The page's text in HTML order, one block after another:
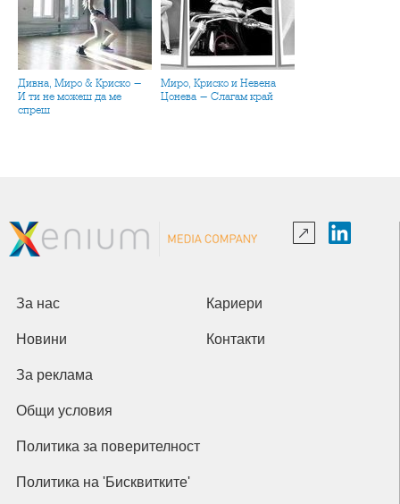
Дивна, Миро & Криско -
И ти не можеш да ме
спреш
Миро, Криско и Невена
Цонева - Слагам край
За нас Кариери
Новини Контакти
За реклама
Общи условия
Политика за поверителност
Политика на 'Бисквитките'